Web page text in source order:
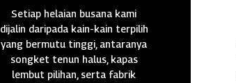
Setiap helaian busana kami
dijalin daripada kain-kain terpilih
yang bermutu tinggi, antaranya
songket tenun halus, kapas
lembut pilihan, serta fabrik